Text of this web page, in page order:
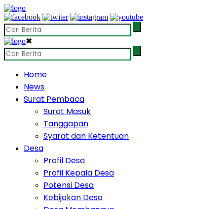
✖
Home
News
Surat Pembaca
Surat Masuk
Tanggapan
Syarat dan Ketentuan
Desa
Profil Desa
Profil Kepala Desa
Potensi Desa
Kebijakan Desa